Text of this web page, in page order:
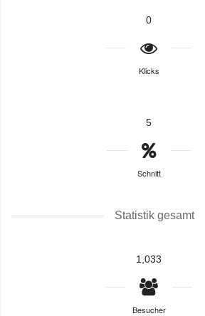
0
Klicks
5
Schnitt
Statistik gesamt
1,033
Besucher